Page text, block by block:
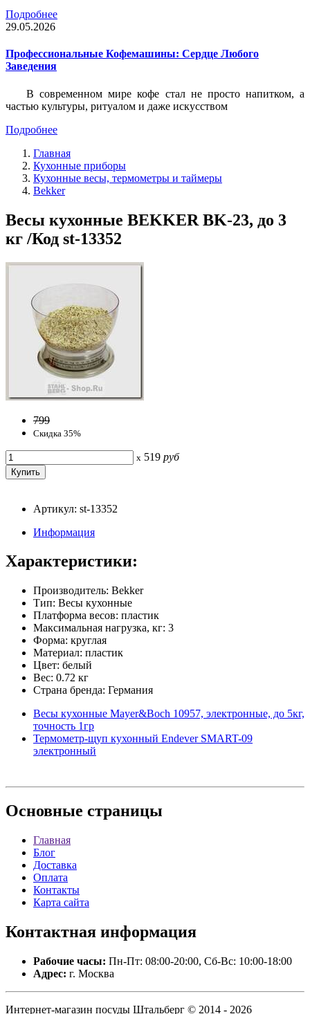
Подробнее
29.05.2026
Профессиональные Кофемашины: Сердце Любого
Заведения
В современном мире кофе стал не просто напитком, а
частью культуры, ритуалом и даже искусством
Подробнее
Главная
Кухонные приборы
Кухонные весы, термометры и таймеры
Bekker
Весы кухонные BEKKER BK-23, до 3
кг /Код st-13352
799
Скидка 35%
x 519 руб
Артикул: st-13352
Информация
Характеристики:
Производитель: Bekker
Тип: Весы кухонные
Платформа весов: пластик
Максимальная нагрузка, кг: 3
Форма: круглая
Материал: пластик
Цвет: белый
Вес: 0.72 кг
Страна бренда: Германия
Весы кухонные Mayer&Boch 10957, электронные, до 5кг,
точность 1гр
Термометр-щуп кухонный Endever SMART-09
электронный
Основные страницы
Главная
Блог
Доставка
Оплата
Контакты
Карта сайта
Контактная информация
Рабочие часы: Пн-Пт: 08:00-20:00, Сб-Вс: 10:00-18:00
Адрес: г. Москва
Интернет-магазин посуды Штальберг © 2014 - 2026